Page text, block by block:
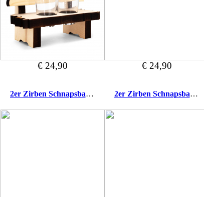
€ 24,90 € 24,90
2er Zirben Schnapsbank Wer schwankt 2er Zirben Schnapsbank mit Namensgravur